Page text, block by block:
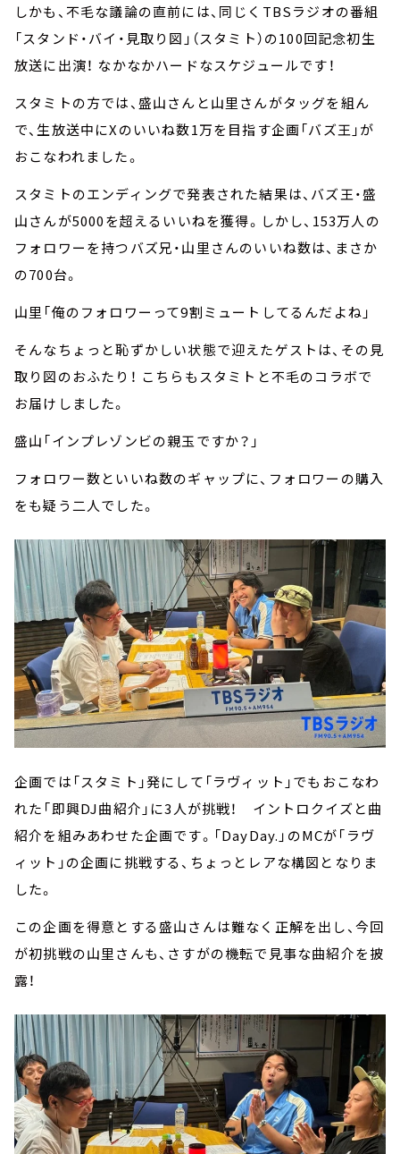
しかも、不毛な議論の直前には、同じくTBSラジオの番組
「スタンド・バイ・見取り図」（スタミト）の100回記念初生
放送に出演！ なかなかハードなスケジュールです！
スタミトの方では、盛山さんと山里さんがタッグを組ん
で、生放送中にXのいいね数1万を目指す企画「バズ王」が
おこなわれました。
スタミトのエンディングで発表された結果は、バズ王・盛
山さんが5000を超えるいいねを獲得。しかし、153万人の
フォロワーを持つバズ兄・山里さんのいいね数は、まさか
の700台。
山里「俺のフォロワーって9割ミュートしてるんだよね」
そんなちょっと恥ずかしい状態で迎えたゲストは、その見
取り図のおふたり！ こちらもスタミトと不毛のコラボで
お届けしました。
盛山「インプレゾンビの親玉ですか？」
フォロワー数といいね数のギャップに、フォロワーの購入
をも疑う二人でした。
企画では「スタミト」発にして「ラヴィット」でもおこなわ
れた「即興DJ曲紹介」に3人が挑戦！ イントロクイズと曲
紹介を組みあわせた企画です。「DayDay.」のMCが「ラヴ
ィット」の企画に挑戦する、ちょっとレアな構図となりま
した。
この企画を得意とする盛山さんは難なく正解を出し、今回
が初挑戦の山里さんも、さすがの機転で見事な曲紹介を披
露！